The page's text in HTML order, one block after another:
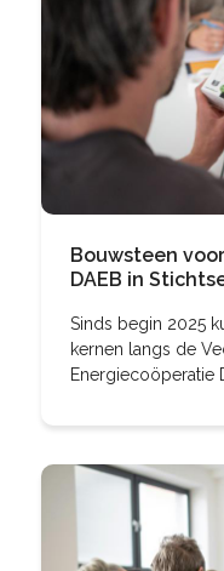
Bouwsteen
DAEB in
Sinds begin 2025
kernen langs de
Energiecoöperatie
de reeds